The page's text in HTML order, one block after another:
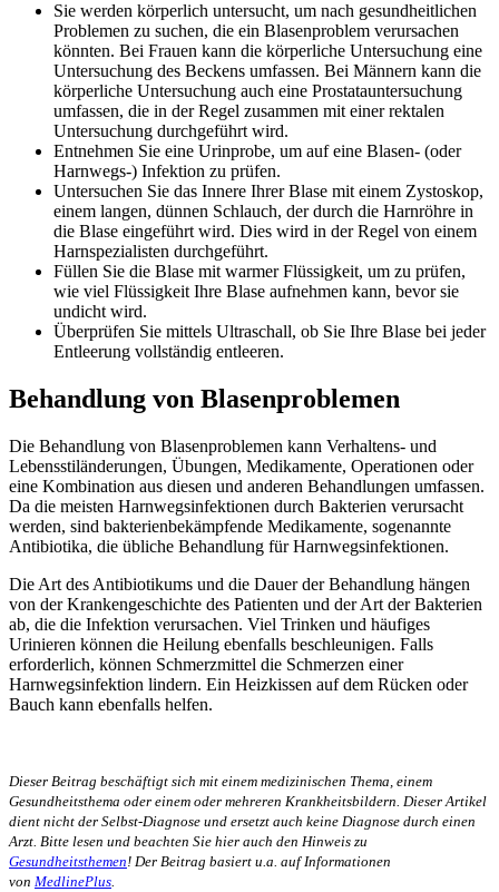
Sie werden körperlich untersucht, um nach gesundheitlichen
Problemen zu suchen, die ein Blasenproblem verursachen
könnten. Bei Frauen kann die körperliche Untersuchung eine
Untersuchung des Beckens umfassen. Bei Männern kann die
körperliche Untersuchung auch eine Prostatauntersuchung
umfassen, die in der Regel zusammen mit einer rektalen
Untersuchung durchgeführt wird.
Entnehmen Sie eine Urinprobe, um auf eine Blasen- (oder
Harnwegs-) Infektion zu prüfen.
Untersuchen Sie das Innere Ihrer Blase mit einem Zystoskop,
einem langen, dünnen Schlauch, der durch die Harnröhre in
die Blase eingeführt wird. Dies wird in der Regel von einem
Harnspezialisten durchgeführt.
Füllen Sie die Blase mit warmer Flüssigkeit, um zu prüfen,
wie viel Flüssigkeit Ihre Blase aufnehmen kann, bevor sie
undicht wird.
Überprüfen Sie mittels Ultraschall, ob Sie Ihre Blase bei jeder
Entleerung vollständig entleeren.
Behandlung von Blasenproblemen
Die Behandlung von Blasenproblemen kann Verhaltens- und
Lebensstiländerungen, Übungen, Medikamente, Operationen oder
eine Kombination aus diesen und anderen Behandlungen umfassen.
Da die meisten Harnwegsinfektionen durch Bakterien verursacht
werden, sind bakterienbekämpfende Medikamente, sogenannte
Antibiotika, die übliche Behandlung für Harnwegsinfektionen.
Die Art des Antibiotikums und die Dauer der Behandlung hängen
von der Krankengeschichte des Patienten und der Art der Bakterien
ab, die die Infektion verursachen. Viel Trinken und häufiges
Urinieren können die Heilung ebenfalls beschleunigen. Falls
erforderlich, können Schmerzmittel die Schmerzen einer
Harnwegsinfektion lindern. Ein Heizkissen auf dem Rücken oder
Bauch kann ebenfalls helfen.
Dieser Beitrag beschäftigt sich mit einem medizinischen Thema, einem
Gesundheitsthema oder einem oder mehreren Krankheitsbildern. Dieser Artikel
dient nicht der Selbst-Diagnose und ersetzt auch keine Diagnose durch einen
Arzt. Bitte lesen und beachten Sie hier auch den Hinweis zu
Gesundheitsthemen! Der Beitrag basiert u.a. auf Informationen
von MedlinePlus.